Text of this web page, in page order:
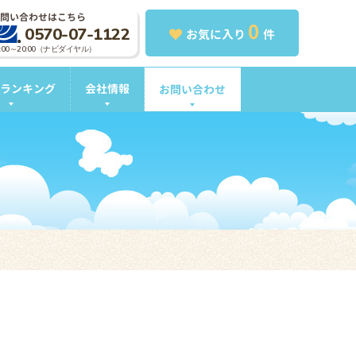
お気に入り 0 件
い合わせはこちら
0570-07-1122
～20:00（ナビダイヤル）
ンキング 会社情報 お問い合わせ